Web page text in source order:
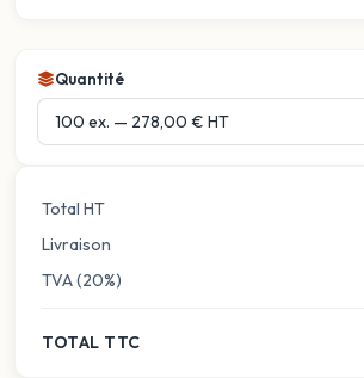
Quantité
Total HT
Livraison
TVA (20%)
TOTAL TTC